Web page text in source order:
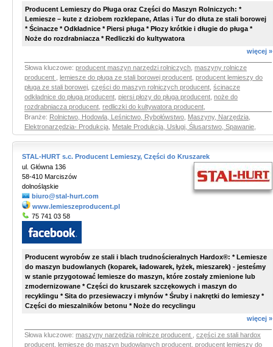
Producent Lemieszy do Pługa oraz Części do Maszyn Rolniczych: *
Lemiesze – kute z dziobem rozklepane, Atlas i Tur do dłuta ze stali borowej
* Ścinacze * Odkładnice * Piersi pługa * Płozy krótkie i długie do pługa *
Noże do rozdrabniacza * Redliczki do kultywatora
więcej »
Słowa kluczowe: producent maszyn narzędzi rolniczych maszyny rolnicze
producent
lemiesze do pługa ze stali borowej producent producent lemieszy do
pługa ze stali borowej części do maszyn rolniczych producent ścinacze
odkładnice do pługa producent piersi płozy do pługa producent noże do
rozdrabniacza producent redliczki do kultywatora producent
Branże: Rolnictwo, Hodowla, Leśnictwo, Rybołówstwo Maszyny, Narzędzia,
Elektronarzędzia- Produkcja Metale Produkcja, Usługi, Ślusarstwo, Spawanie
STAL-HURT s.c. Producent Lemieszy, Części do Kruszarek
ul. Główna 136
58-410 Marciszów
dolnośląskie
biuro@stal-hurt.com
www.lemieszeproducent.pl
75 741 03 58
Producent wyrobów ze stali i blach trudnościeralnych Hardox®: * Lemiesze
do maszyn budowlanych (koparek, ładowarek, łyżek, mieszarek) - jesteśmy
w stanie przygotować lemiesze do maszyn, które zostały zmienione lub
zmodernizowane * Części do kruszarek szczękowych i maszyn do
recyklingu * Sita do przesiewaczy i młynów * Śruby i nakrętki do lemieszy *
Części do mieszalników betonu * Noże do recyclingu
więcej »
Słowa kluczowe: maszyny narzędzia rolnicze producent
części ze stali hardox
producent lemiesze do maszyn budowlanych producent producent lemieszy do